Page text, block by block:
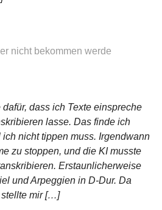
nicht bekommen werde
dass ich Texte einspreche
lasse. Das finde ich
nicht tippen muss. Irgendwann
zu stoppen, und die KI musste
Erstaunlicherweise
und Arpeggien in D-Dur. Da
stellte mir […]